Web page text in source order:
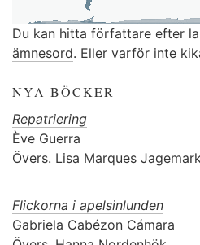
Du kan hitta författare efter
ämnesord. Eller varför inte
NYA BÖCKER
Repatriering
Ève Guerra
Övers. Lisa Marques
Flickorna i apelsinlunden
Gabriela Cabézon Cámara